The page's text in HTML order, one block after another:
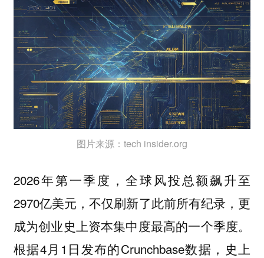
图片来源：tech insider.org
2026年第一季度，全球风投总额飙升至
2970亿美元，不仅刷新了此前所有纪录，更
成为创业史上资本集中度最高的一个季度。
根据4月1日发布的Crunchbase数据，史上